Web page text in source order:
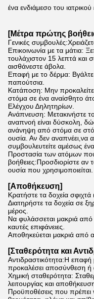
ένα ενδιάμεσο του ιατρικού
[Μέτρα πρώτης
Γενικές
Επικοινωνία με τα μάτια:
τουλάχιστον 15 λεπτά και
αισθάνεστε άβολα.
Επαφή με το δέρμα:
παπούτσια.
Κατάποση: Μην προκαλείτε
στόμα σε ένα αναίσθητο
Ελέγχου Δηλητηρίων.
Ανάπνευση: Μετακινήστε
αναπνοή είναι δύσκολη,
ανάνηψη από στόμα σε
ουσία. Αν δεν αναπνέει,να
συμβουλευτείτε αμέσως
Προστασία των ατόμων
βοήθειες:Προσδιορίστε αν
ουσία που χρησιμοποιείται.
[Αποθήκευση]
Κρατήστε τα δοχεία σφιχτά
Διατηρήστε τα δοχεία σε
μέρος.
Να φυλάσσεται μακριά από
καυτές επιφάνειες.
Αποθηκεύεται μακριά από
[Σταθερότητα και
Αντιδραστικότητα:Η
προκαλέσει αποσύνθεση ή
Χημική σταθερότητα:
λειτουργίας και
Προϋποθέσεις που πρέπει